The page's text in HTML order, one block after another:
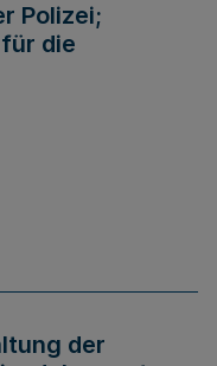
Polizei;
die
der